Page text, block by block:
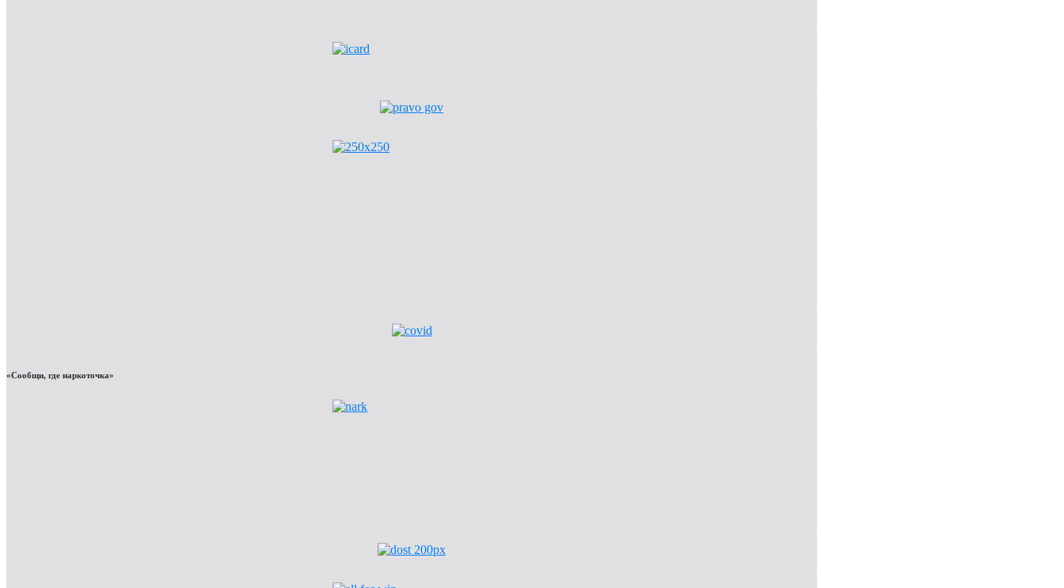
«Сообщи, где наркоточка»